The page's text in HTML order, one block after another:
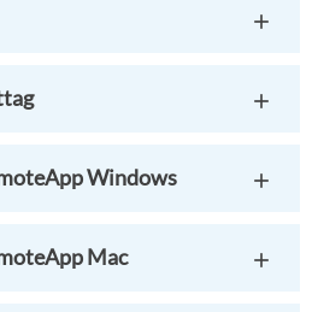
Windows
Mac